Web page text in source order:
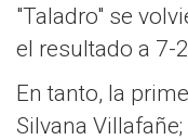
"Taladro" se
el resultado a 7-
En tanto, la
Silvana